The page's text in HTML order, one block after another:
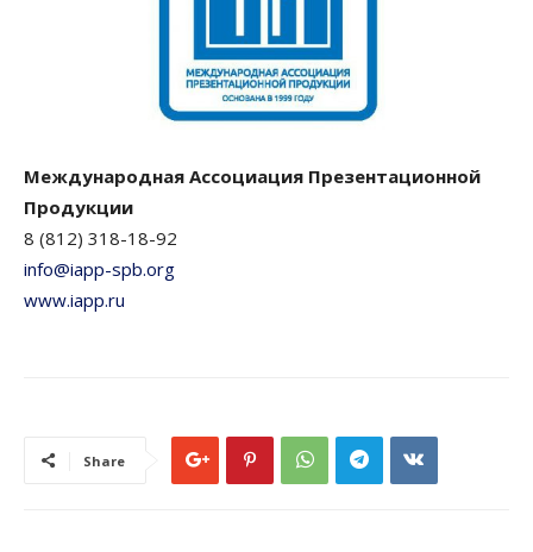
Международная Ассоциация Презентационной
Продукции
8 (812) 318-18-92
info@iapp-spb.org
www.iapp.ru
Share